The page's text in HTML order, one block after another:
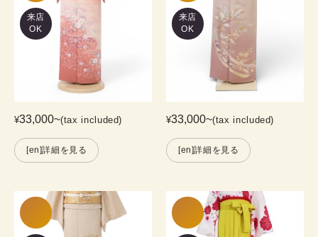
来店
OK
¥33,000~(tax included)
[en]詳細を見る
来店
OK
¥33,000~(tax included)
[en]詳細を見る